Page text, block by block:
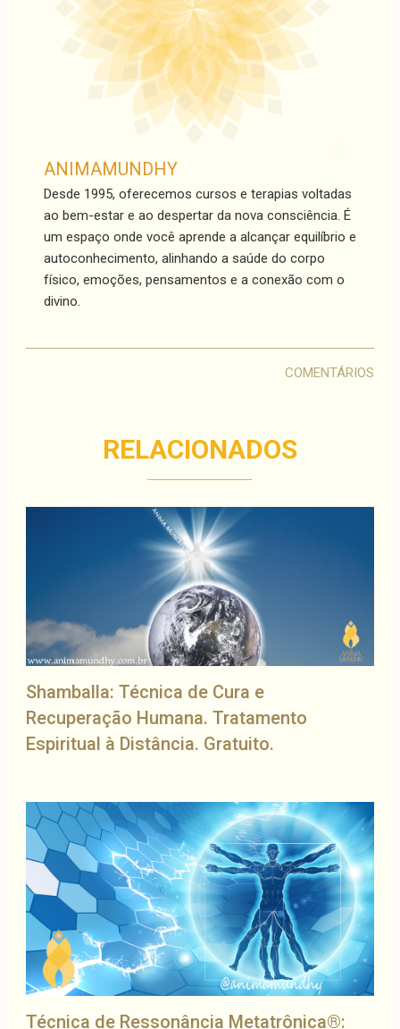
ANIMAMUNDHY
Desde 1995, oferecemos cursos e terapias voltadas
ao bem-estar e ao despertar da nova consciência. É
um espaço onde você aprende a alcançar equilíbrio e
autoconhecimento, alinhando a saúde do corpo
físico, emoções, pensamentos e a conexão com o
divino.
COMENTÁRIOS
RELACIONADOS
Shamballa: Técnica de Cura e
Recuperação Humana. Tratamento
Espiritual à Distância. Gratuito.
Técnica de Ressonância Metatrônica®: